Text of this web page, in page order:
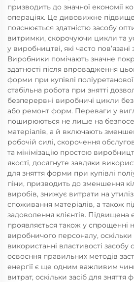
призводить до значної економії
операціях. Це дивовижне
пояснюється здатністю засобу
витримки, скорочуючи цикли та
у виробництві, які часто
Виробники помічають значне
здатності після впровадження
форми при купівлі поліуретанової
стабільна робота при знятті
безперервні виробничі цикли
або ремонт форм. Переваги у
поширюються не лише на
матеріалів, а й включають
робочій силі, скорочення
та мінімізацію простою
якості, досягнуте завдяки
для зняття форми при купівлі
піни, призводить до зменшення
виробів, знижує витрати на
споживання матеріалів, а також
задоволення клієнтів. Підвищена
проявляється також у спрощенні
виробничого персоналу, оскільки
використанні властивості засобу
освоєння правильних методів
енергії є ще одним важливим
витрат, оскільки засіб для зняття